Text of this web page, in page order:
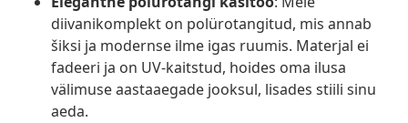
diivanikomplekt on polürotangitud, mis annab
šiksi ja modernse ilme igas ruumis. Materjal ei
fadeeri ja on UV-kaitstud, hoides oma ilusa
välimuse aastaaegade jooksul, lisades stiili sinu
aeda.